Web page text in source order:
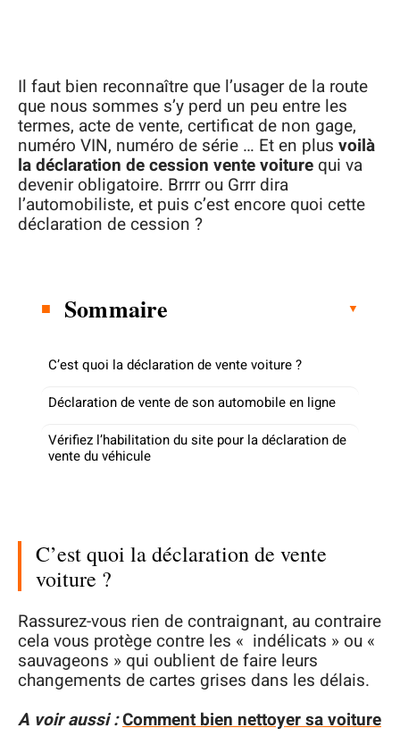
Il faut bien reconnaître que l’usager de la route
que nous sommes s’y perd un peu entre les
termes, acte de vente, certificat de non gage,
numéro VIN, numéro de série … Et en plus voilà
la déclaration de cession vente voiture qui va
devenir obligatoire. Brrrr ou Grrr dira
l’automobiliste, et puis c’est encore quoi cette
déclaration de cession ?
Sommaire
C’est quoi la déclaration de vente voiture ?
Déclaration de vente de son automobile en ligne
Vérifiez l’habilitation du site pour la déclaration de
vente du véhicule
C’est quoi la déclaration de vente
voiture ?
Rassurez-vous rien de contraignant, au contraire
cela vous protège contre les « indélicats » ou «
sauvageons » qui oublient de faire leurs
changements de cartes grises dans les délais.
A voir aussi :Comment bien nettoyer sa voiture